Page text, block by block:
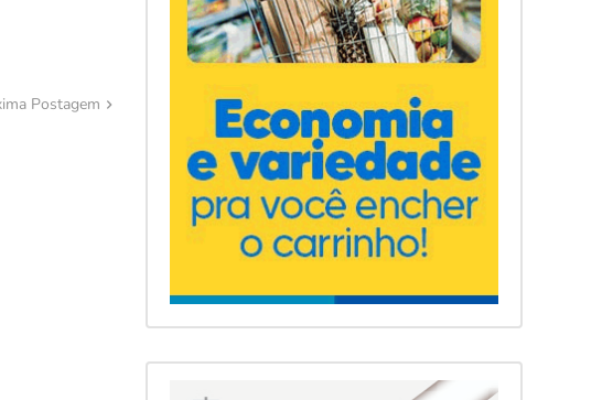
Postagem